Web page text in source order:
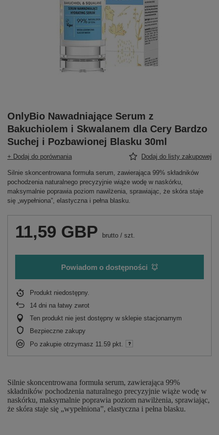
OnlyBio Nawadniające Serum z
Bakuchiolem i Skwalanem dla Cery Bardzo
Suchej i Pozbawionej Blasku 30ml
+ Dodaj do porównania Dodaj do listy zakupowej
Silnie skoncentrowana formuła serum, zawierająca 99% składników
pochodzenia naturalnego precyzyjnie wiąże wodę w naskórku,
maksymalnie poprawia poziom nawilżenia, sprawiając, że skóra staje
się „wypełniona”, elastyczna i pełna blasku.
11,59 GBP brutto / szt.
Powiadom o dostępności
Produkt niedostępny
14 dni na łatwy zwrot
Ten produkt nie jest dostępny w sklepie stacjonarnym
Bezpieczne zakupy
Po zakupie otrzymasz 11.59 pkt.
Silnie skoncentrowana formuła serum, zawierająca 99%
składników pochodzenia naturalnego precyzyjnie wiąże wodę w
naskórku, maksymalnie poprawia poziom nawilżenia, sprawiając,
że skóra staje się „wypełniona”, elastyczna i pełna blasku.